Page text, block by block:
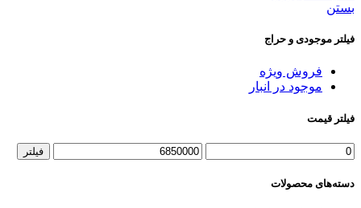
بستن
فیلتر موجودی و حراج
فروش ویژه
موجود در انبار
فیلتر قیمت
فیلتر
دسته‌های محصولات